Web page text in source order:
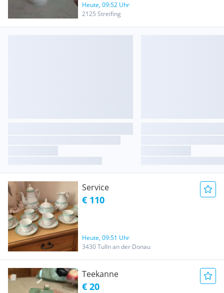
Heute, 09:52 Uhr
2125 Streifing
Service
€ 110
Heute, 09:51 Uhr
3430 Tulln an der Donau
Teekanne
€ 20